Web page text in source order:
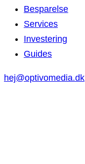
Besparelse
Services
Investering
Guides
hej@optivomedia.dk